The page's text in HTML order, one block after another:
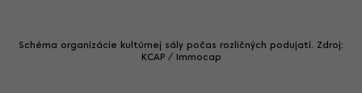
Schéma organizácie kultúrnej sály počas rozličných podujatí. Zdroj:
KCAP / Immocap